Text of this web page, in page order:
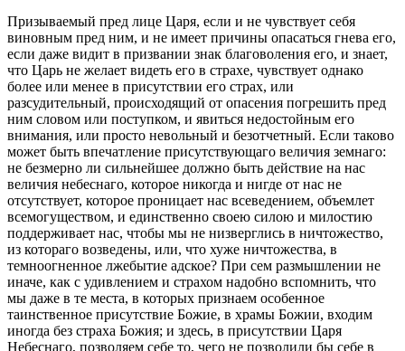
Призываемый пред лице Царя, если и не чувствует себя
виновным пред ним, и не имеет причины опасаться гнева его,
если даже видит в призвании знак благоволения его, и знает,
что Царь не желает видеть его в страхе, чувствует однако
более или менее в присутствии его страх, или
разсудительный, происходящий от опасения погрешить пред
ним словом или поступком, и явиться недостойным его
внимания, или просто невольный и безотчетный. Если таково
может быть впечатление присутствующаго величия земнаго:
не безмерно ли сильнейшее должно быть действие на нас
величия небеснаго, которое никогда и нигде от нас не
отсутствует, которое проницает нас всеведением, объемлет
всемогуществом, и единственно своею силою и милостию
поддерживает нас, чтобы мы не низверглись в ничтожество,
из котораго возведены, или, что хуже ничтожества, в
темноогненное лжебытие адское? При сем размышлении не
иначе, как с удивлением и страхом надобно вспомнить, что
мы даже в те места, в которых признаем особенное
таинственное присутствие Божие, в храмы Божии, входим
иногда без страха Божия; и здесь, в присутствии Царя
Небеснаго, позволяем себе то, чего не позволили бы себе в